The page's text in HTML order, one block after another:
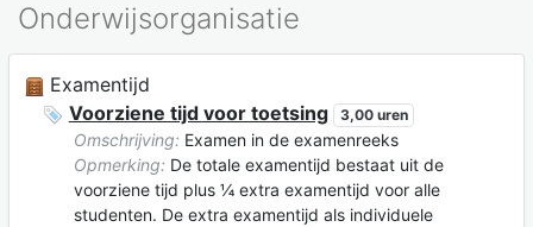
Onderwijsorganisatie
Examentijd
Voorziene tijd voor toetsing
3,00 uren
Omschrijving: Examen in de examenreeks
Opmerking: De totale examentijd bestaat uit de
voorziene tijd plus ¼ extra examentijd voor alle
studenten. De extra examentijd als individuele